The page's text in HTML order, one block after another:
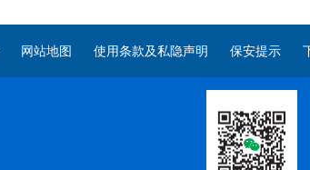
网站地图 使用条款及私隐声明 保安提示